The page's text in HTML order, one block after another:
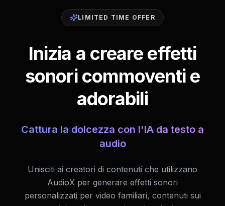
LIMITED TIME OFFER
Inizia a creare effetti
sonori commoventi e
adorabili
Cattura la dolcezza con l'IA da testo a
audio
Unisciti ai creatori di contenuti che utilizzano
AudioX per generare effetti sonori
personalizzati per video familiari, contenuti sui